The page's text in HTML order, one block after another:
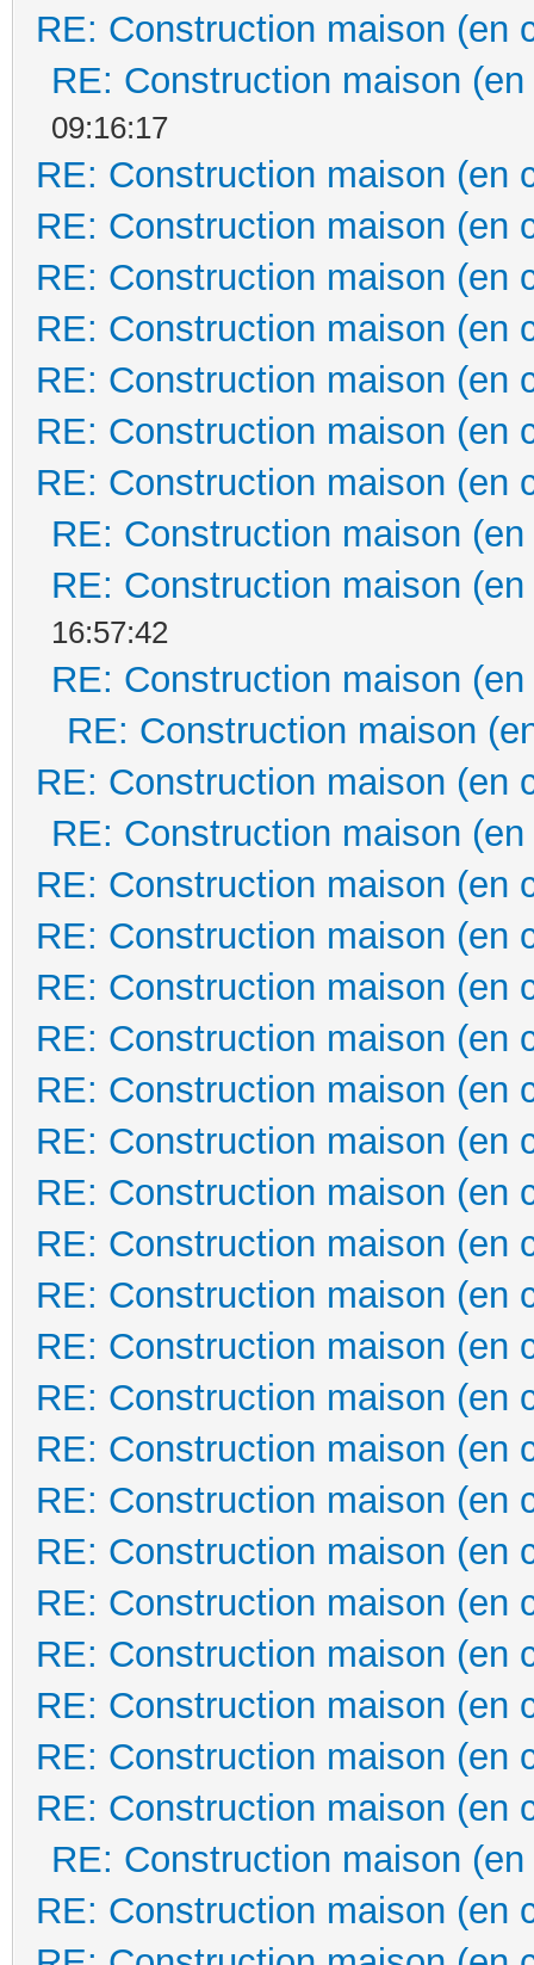
RE: Construction maison (en
RE: Construction maison
09:16:17
RE: Construction maison (en
RE: Construction maison (en
RE: Construction maison (en
RE: Construction maison (en
RE: Construction maison (en
RE: Construction maison (en
RE: Construction maison (en
RE: Construction maison
RE: Construction maison
16:57:42
RE: Construction maison
RE: Construction maison
RE: Construction maison (en
RE: Construction maison
RE: Construction maison (en
RE: Construction maison (en
RE: Construction maison (en
RE: Construction maison (en
RE: Construction maison (en
RE: Construction maison (en
RE: Construction maison (en
RE: Construction maison (en
RE: Construction maison (en
RE: Construction maison (en
RE: Construction maison (en
RE: Construction maison (en
RE: Construction maison (en
RE: Construction maison (en
RE: Construction maison (en
RE: Construction maison (en
RE: Construction maison (en
RE: Construction maison (en
RE: Construction maison (en
RE: Construction maison
RE: Construction maison (en